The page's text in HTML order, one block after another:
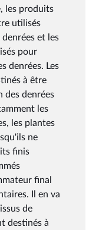
les produits
utilisés
et les
pour
denrées. Les
à être
des denrées
les
les plantes
ne
finis
final
Il en va
de
destinés à